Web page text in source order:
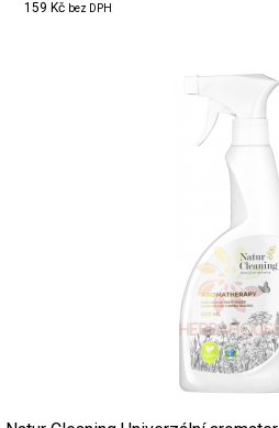
159 Kč bez DPH